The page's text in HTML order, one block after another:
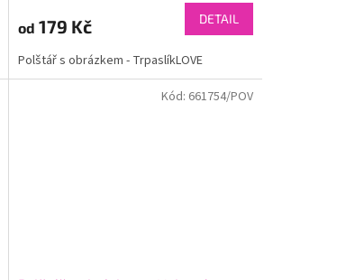
od 179 Kč DETAIL
Polštář s obrázkem - TrpaslíkLOVE
Kód: 661754/POV